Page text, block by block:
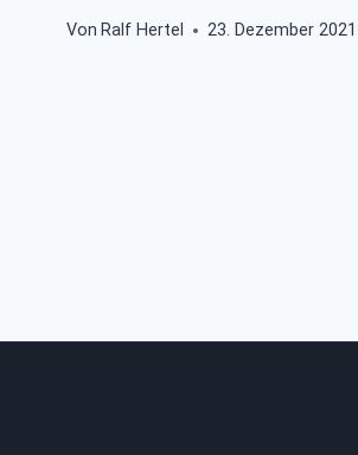
Von Ralf Hertel 23. Dezember 2021